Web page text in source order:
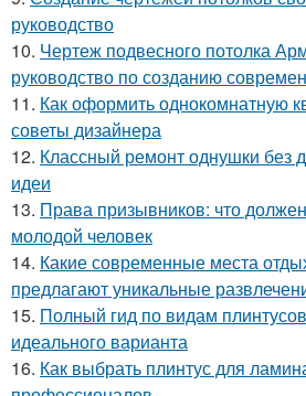
руководство
10. Чертеж подвесного потолка
руководство по созданию
11. Как оформить однокомнатную
советы дизайнера
12. Классный ремонт однушки без
идеи
13. Права призывников: что
молодой человек
14. Какие современные места
предлагают уникальные
15. Полный гид по видам
идеального варианта
16. Как выбрать плинтус для